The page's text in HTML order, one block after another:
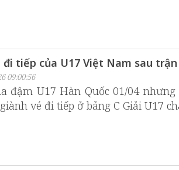
đi tiếp của U17 Việt Nam sau
09:00:56
đậm U17 Hàn Quốc 01/04
vé đi tiếp ở bảng C Giải U17